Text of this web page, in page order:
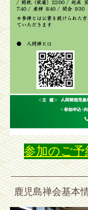
参加のご
鹿児島禅会基本